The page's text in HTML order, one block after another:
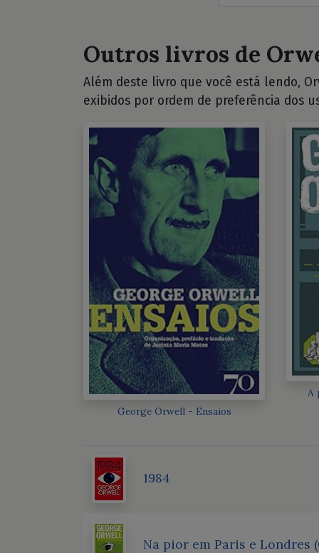
Outros livros de
Além deste livro que você está lendo,
exibidos por ordem de preferência dos
George Orwell - Ensaios
A
1984
Na pior em Paris e Londres